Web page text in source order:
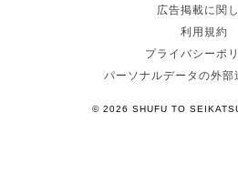
広告掲載に関
利用規約
プライバシーポ
パーソナルデータの外部
© 2026 SHUFU TO